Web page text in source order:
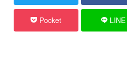
Pocket LINE